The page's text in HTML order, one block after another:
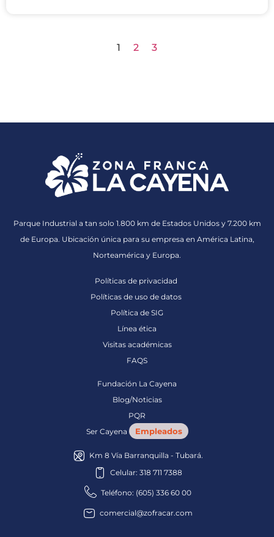
1 2 3
Parque Industrial a tan solo 1.800 km de Estados Unidos y 7.200 km
de Europa. Ubicación única para su empresa en América Latina,
Norteamérica y Europa.
Políticas de privacidad
Políticas de uso de datos
Política de SIG
Línea ética
Visitas académicas
FAQS
Fundación La Cayena
Blog/Noticias
PQR
Ser Cayena
Empleados
Km 8 Vía Barranquilla - Tubará.
Celular: 318 711 7388
Teléfono: (605) 336 60 00
comercial@zofracar.com